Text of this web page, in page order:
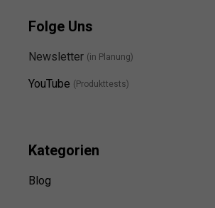
Folge Uns
Newsletter (in Planung)
YouTube (Produkttests)
Kategorien
Blog